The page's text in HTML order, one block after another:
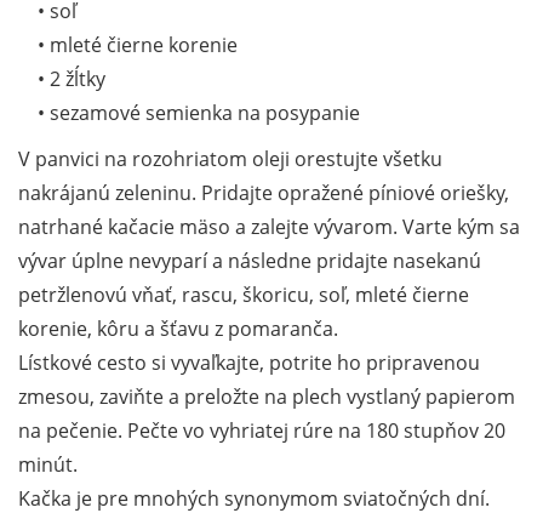
• soľ
• mleté čierne korenie
• 2 žĺtky
• sezamové semienka na posypanie
V panvici na rozohriatom oleji orestujte všetku
nakrájanú zeleninu. Pridajte opražené píniové oriešky,
natrhané kačacie mäso a zalejte vývarom. Varte kým sa
vývar úplne nevyparí a následne pridajte nasekanú
petržlenovú vňať, rascu, škoricu, soľ, mleté čierne
korenie, kôru a šťavu z pomaranča.
Lístkové cesto si vyvaľkajte, potrite ho pripravenou
zmesou, zaviňte a preložte na plech vystlaný papierom
na pečenie. Pečte vo vyhriatej rúre na 180 stupňov 20
minút.
Kačka je pre mnohých synonymom sviatočných dní.